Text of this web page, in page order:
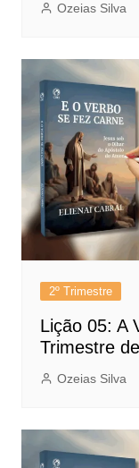
Ozeias Silva
2º Trimestre
Lição 05: A
Trimestre
Ozeias Silva